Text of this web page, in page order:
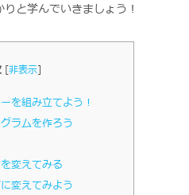
と学んでいきましょう！
[非表示]
を組み立てよう！
ラムを作ろう
変えてみる
変えてみよう